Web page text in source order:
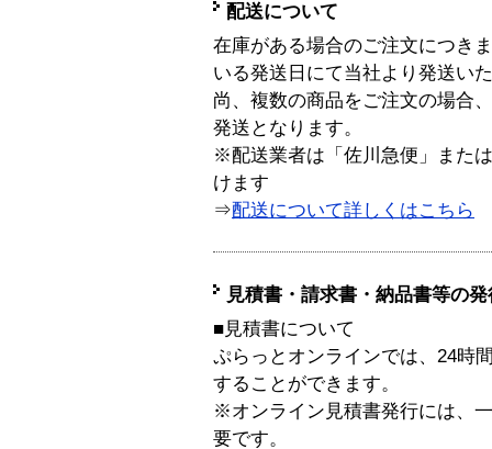
配送について
在庫がある場合のご注文につき
いる発送日にて当社より発送い
尚、複数の商品をご注文の場合
発送となります。
※配送業者は「佐川急便」また
けます
⇒配送について詳しくはこちら
見積書・請求書・納品書等の
■見積書について
ぷらっとオンラインでは、24時
することができます。
※オンライン見積書発行には、
要です。